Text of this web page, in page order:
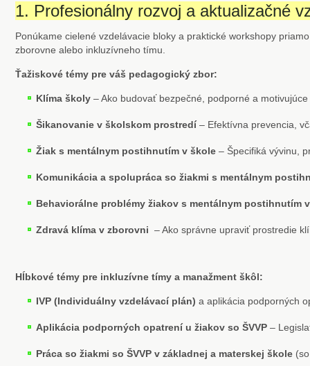
1. Profesionálny rozvoj a aktualizačné
Ponúkame cielené vzdelávacie bloky a praktické workshopy
zborovne alebo inkluzívneho tímu.
Ťažiskové témy pre váš pedagogický zbor:
Klíma školy – Ako budovať bezpečné, podporné a
Šikanovanie v školskom prostredí– Efektívna prevencia,
Žiak s mentálnym postihnutím v škole – Špecifiká vývinu,
Komunikácia a spolupráca so žiakmi s mentálnym
Behaviorálne problémy žiakov s mentálnym postihnutím
Zdravá klíma v zborovni – Ako správne upraviť prostredie
Hĺbkové témy pre inkluzívne tímy a manažment škôl:
IVP (Individuálny vzdelávací plán) a aplikácia podporných
Aplikácia podporných opatrení u žiakov so ŠVVP –
Práca so žiakmi so ŠVVP v základnej a materskej škole